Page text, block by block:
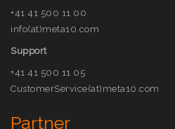
+41 41 500 11 00
info(at)meta10.com
Support
+41 41 500 11 05
CustomerService(at)meta10.com
Partner